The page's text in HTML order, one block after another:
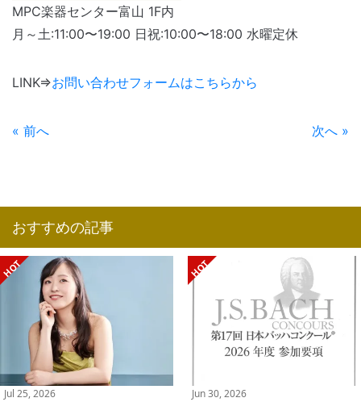
MPC楽器センター富山 1F内
月～土:11:00〜19:00 日祝:10:00〜18:00 水曜定休
LINK⇒お問い合わせフォームはこちらから
« 前へ 次へ »
おすすめの記事
Jul 25, 2026 Jun 30, 2026